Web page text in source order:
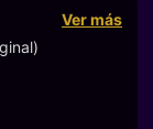
Ver más